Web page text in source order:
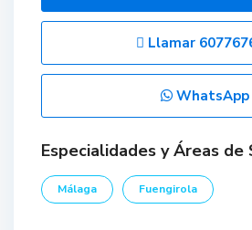
Llamar
WhatsApp
Especialidades y Áreas de
Málaga Fuengirola